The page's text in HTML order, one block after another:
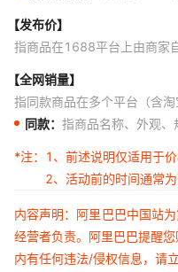
【发布价】
指商品在1688平台上由商家
【全网销量】
指同款商品在多个平台（含
同款： 指商品名称、外观
*注：
1、前述说明仅适用于价
2、活动前的时间通常
内容声明：阿里巴巴中国站
经营者负责。阿里巴巴提醒
内有任何违法/侵权信息，请